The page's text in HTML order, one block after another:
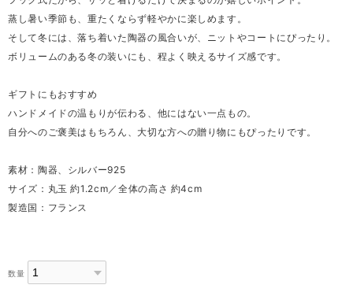
蒸し暑い季節も、重たくならず軽やかに楽しめます。
そして冬には、落ち着いた陶器の風合いが、ニットやコートにぴったり。
ボリュームのある冬の装いにも、程よく映えるサイズ感です。
ギフトにもおすすめ
ハンドメイドの温もりが伝わる、他にはない一点もの。
自分へのご褒美はもちろん、大切な方への贈り物にもぴったりです。
素材：陶器、シルバー925
サイズ：丸玉 約1.2cm／全体の高さ 約4cm
製造国：フランス
数量